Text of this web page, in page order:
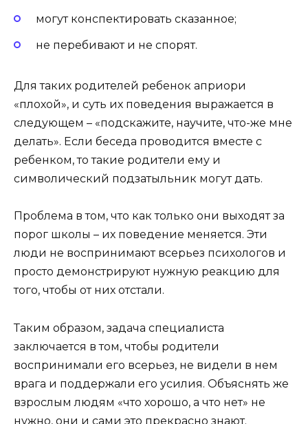
могут конспектировать сказанное;
не перебивают и не спорят.
Для таких родителей ребенок априори
«плохой», и суть их поведения выражается в
следующем – «подскажите, научите, что-же мне
делать». Если беседа проводится вместе с
ребенком, то такие родители ему и
символический подзатыльник могут дать.
Проблема в том, что как только они выходят за
порог школы – их поведение меняется. Эти
люди не воспринимают всерьез психологов и
просто демонстрируют нужную реакцию для
того, чтобы от них отстали.
Таким образом, задача специалиста
заключается в том, чтобы родители
воспринимали его всерьез, не видели в нем
врага и поддержали его усилия. Объяснять же
взрослым людям «что хорошо, а что нет» не
нужно, они и сами это прекрасно знают.